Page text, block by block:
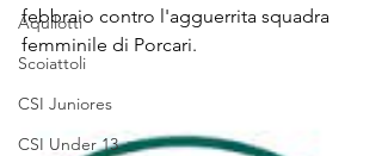
Aquilotti
Scoiattoli
CSI Juniores
CSI Under 13
febbraio contro l'agguerrita squadra
femminile di Porcari.